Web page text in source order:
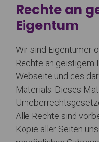
Rechte an
Eigentum
Wir sind Eigentümer
Rechte an geistigem
Webseite und des
Materials. Dieses
Alle Rechte sind
Kopie aller Seiten